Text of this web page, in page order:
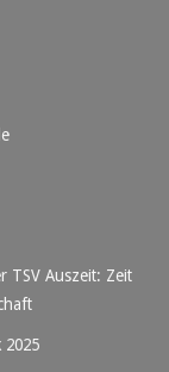
TSV Auszeit: Zeit
2025